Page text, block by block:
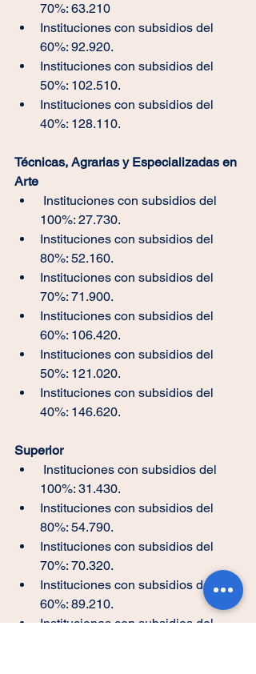
70%: 63.210
Instituciones con subsidios del
60%: 92.920.
Instituciones con subsidios del
50%: 102.510.
Instituciones con subsidios del
40%: 128.110.
Técnicas, Agrarias y Especializadas en
Arte
Instituciones con subsidios del
100%: 27.730.
Instituciones con subsidios del
80%: 52.160.
Instituciones con subsidios del
70%: 71.900.
Instituciones con subsidios del
60%: 106.420.
Instituciones con subsidios del
50%: 121.020.
Instituciones con subsidios del
40%: 146.620.
Superior
Instituciones con subsidios del
100%: 31.430.
Instituciones con subsidios del
80%: 54.790.
Instituciones con subsidios del
70%: 70.320.
Instituciones con subsidios del
60%: 89.210.
Instituciones con subsidios del